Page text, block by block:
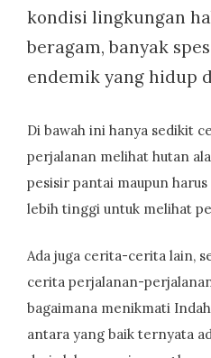
kondisi lingkungan
beragam, banyak
endemik yang hidup
Di bawah ini hanya sedikit
perjalanan melihat hutan
pesisir pantai maupun
lebih tinggi untuk melihat
Ada juga cerita-cerita lain,
cerita perjalanan-
bagaimana menikmati
antara yang baik ternyata